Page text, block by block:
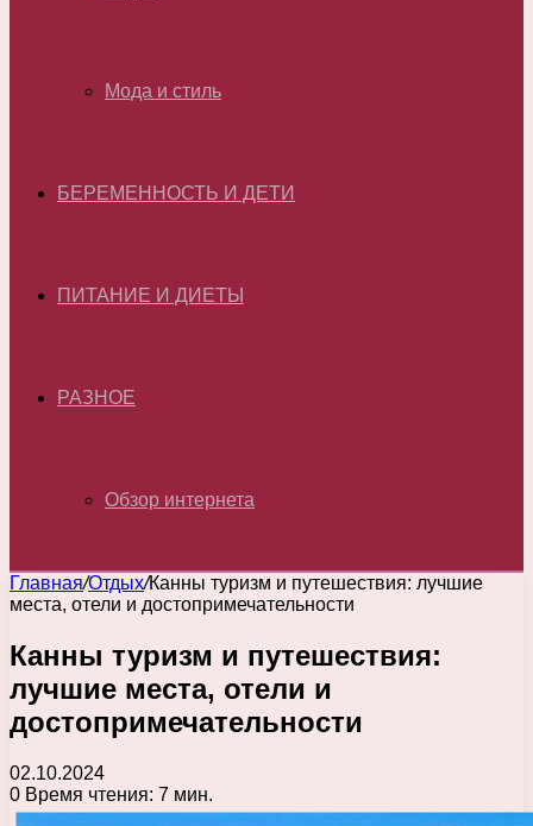
Мода и стиль
БЕРЕМЕННОСТЬ И ДЕТИ
ПИТАНИЕ И ДИЕТЫ
РАЗНОЕ
Обзор интернета
Главная/Отдых/Канны туризм и путешествия: лучшие
места, отели и достопримечательности
Канны туризм и путешествия:
лучшие места, отели и
достопримечательности
02.10.2024
0 Время чтения: 7 мин.